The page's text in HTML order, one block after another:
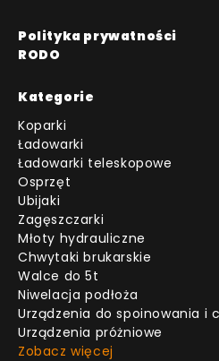
Polityka prywatności
RODO
Kategorie
Koparki
Ładowarki
Ładowarki teleskopowe
Osprzęt
Ubijaki
Zagęszczarki
Młoty hydrauliczne
Chwytaki brukarskie
Walce do 5t
Niwelacja podłoża
Urządzenia do spoinowania i
Urządzenia próżniowe
Zobacz więcej